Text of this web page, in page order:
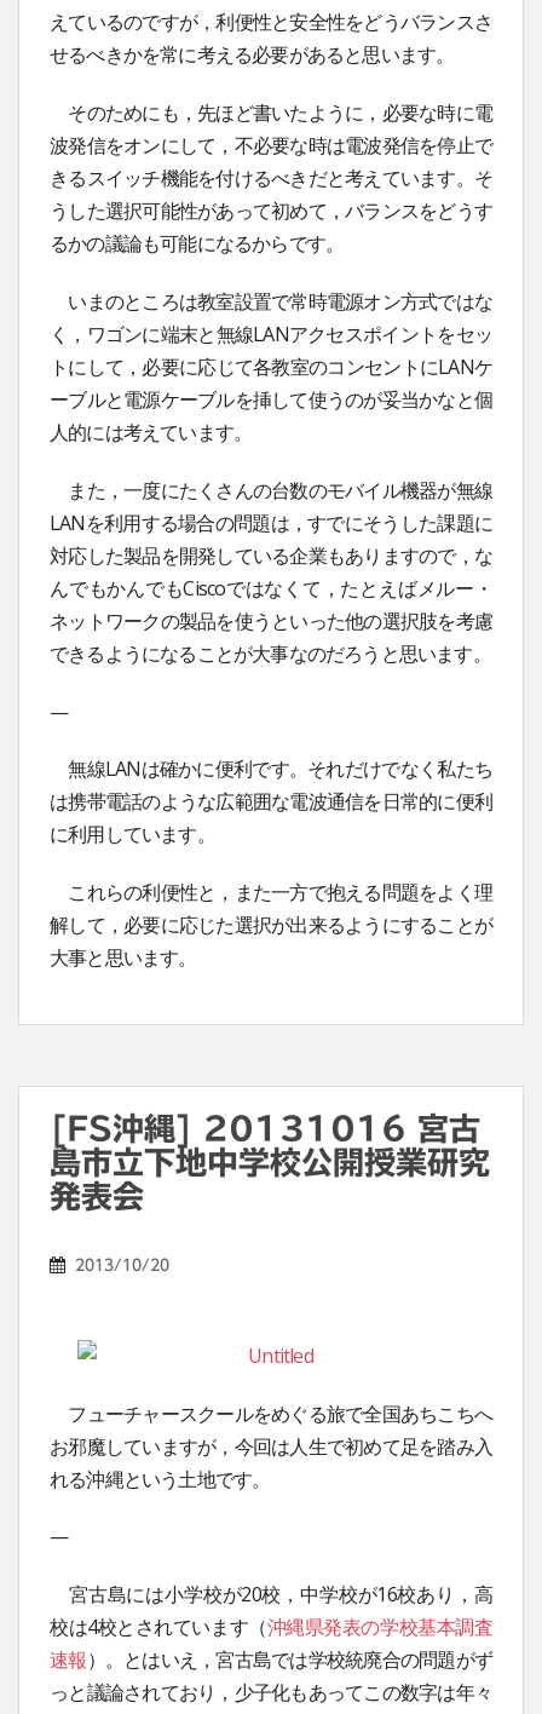
えているのですが，利便性と安全性をどうバランスさ
せるべきかを常に考える必要があると思います。
そのためにも，先ほど書いたように，必要な時に電
波発信をオンにして，不必要な時は電波発信を停止で
きるスイッチ機能を付けるべきだと考えています。そ
うした選択可能性があって初めて，バランスをどうす
るかの議論も可能になるからです。
いまのところは教室設置で常時電源オン方式ではな
く，ワゴンに端末と無線LANアクセスポイントをセッ
トにして，必要に応じて各教室のコンセントにLANケ
ーブルと電源ケーブルを挿して使うのが妥当かなと個
人的には考えています。
また，一度にたくさんの台数のモバイル機器が無線
LANを利用する場合の問題は，すでにそうした課題に
対応した製品を開発している企業もありますので，な
んでもかんでもCiscoではなくて，たとえばメルー・
ネットワークの製品を使うといった他の選択肢を考慮
できるようになることが大事なのだろうと思います。
—
無線LANは確かに便利です。それだけでなく私たち
は携帯電話のような広範囲な電波通信を日常的に便利
に利用しています。
これらの利便性と，また一方で抱える問題をよく理
解して，必要に応じた選択が出来るようにすることが
大事と思います。
[FS沖縄] 20131016 宮古
島市立下地中学校公開授業研究
発表会
2013/10/20
フューチャースクールをめぐる旅で全国あちこちへ
お邪魔していますが，今回は人生で初めて足を踏み入
れる沖縄という土地です。
—
宮古島には小学校が20校，中学校が16校あり，高
校は4校とされています（沖縄県発表の学校基本調査
速報）。とはいえ，宮古島では学校統廃合の問題がず
っと議論されており，少子化もあってこの数字は年々